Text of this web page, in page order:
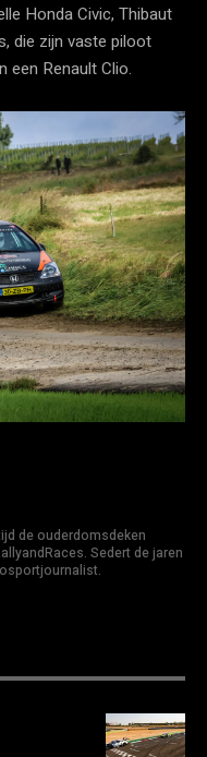
Honda Civic, Thibaut
die zijn vaste piloot
een Renault Clio.
de ouderdomsdeken
Sedert de jaren